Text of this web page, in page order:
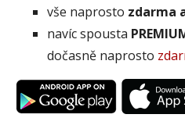
vše naprosto zdarma
navíc spousta
dočasně naprosto